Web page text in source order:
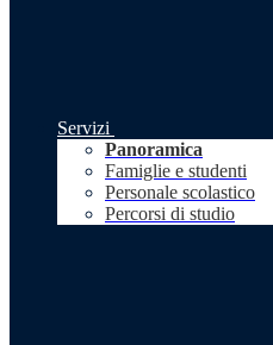
Servizi
Panoramica
Famiglie e studenti
Personale scolastico
Percorsi di studio